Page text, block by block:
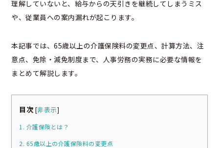
理解していないと、給与からの天引きを継続してしまうミス
や、従業員への案内漏れが起こります。
本記事では、65歳以上の介護保険料の変更点、計算方法、注
意点、免除・減免制度まで、人事労務の実務に必要な情報を
まとめて解説します。
目次 [非表示]
1. 介護保険とは？
2. 65歳以上の介護保険料の変更点